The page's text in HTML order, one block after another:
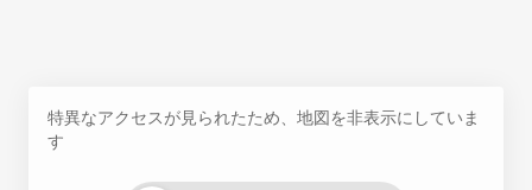
特異なアクセスが見られたため、地図を非表示にしていま
す